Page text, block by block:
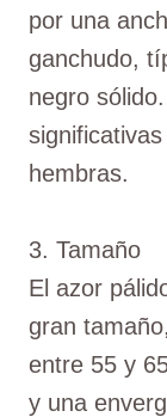
por una
ganchudo,
negro
hembras.
3. Tamaño
El azor
gran
entre 55 y
y una